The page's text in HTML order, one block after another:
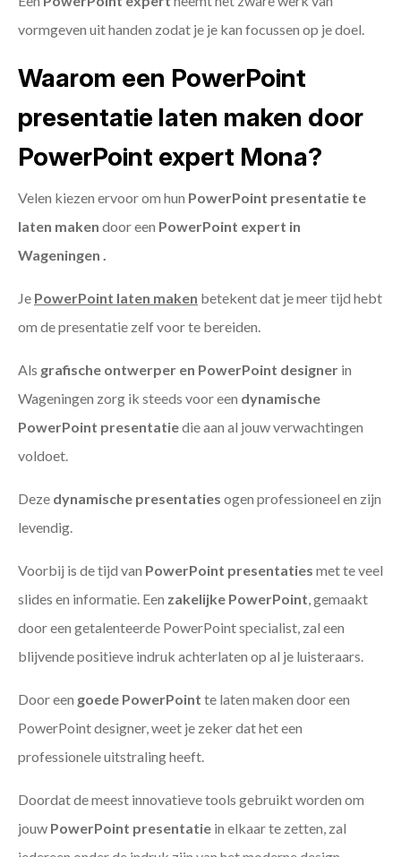
vormgeven uit handen zodat je je kan focussen op je doel.
Waarom een PowerPoint
presentatie laten maken door
PowerPoint expert Mona?
Velen kiezen ervoor om hun PowerPoint presentatie te
laten maken door een PowerPoint expert in
Wageningen .
Je PowerPoint laten maken betekent dat je meer tijd hebt
om de presentatie zelf voor te bereiden.
Als grafische ontwerper en PowerPoint designer in
Wageningen zorg ik steeds voor een dynamische
PowerPoint presentatiedie aan al jouw verwachtingen
voldoet.
Deze dynamische presentaties ogen professioneel en zijn
levendig.
Voorbij is de tijd van PowerPoint presentaties met te veel
slides en informatie. Een zakelijke PowerPoint, gemaakt
door een getalenteerde PowerPoint specialist, zal een
blijvende positieve indruk achterlaten op al je luisteraars.
Door een goede PowerPoint te laten maken door een
PowerPoint designer, weet je zeker dat het een
professionele uitstraling heeft.
Doordat de meest innovatieve tools gebruikt worden om
jouw PowerPoint presentatie in elkaar te zetten, zal